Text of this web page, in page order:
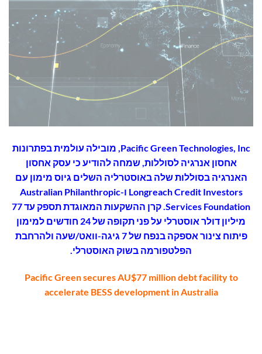
Pacific Green Technologies, Inc, מובילה עולמית בפתרונות
אחסון אנרגיה לסוללות, שמחה להודיע כי עסק אחסון
האנרגיה בסוללות שלה באוסטרליה השלים גיוס מימון עם
Longreach Credit Investors ו-Australian Philanthropic
Services Foundation. קרן ההשקעות המאוגדת תספק עד 77
מיליון דולר אוסטרלי על פני תקופה של 24 חודשים למימון
פיתוח צינור אספקה בנפח של 7 גיגה-וואט/שעה ולהרחבת
הפלטפורמה בשוק האוסטרלי.
Pacific Green secures AU$77 million debt facility to
accelerate BESS development in Australia